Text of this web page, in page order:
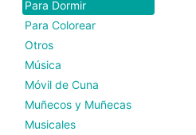
Para Dormir
Para Colorear
Otros
Música
Móvil de Cuna
Muñecos y Muñecas
Musicales